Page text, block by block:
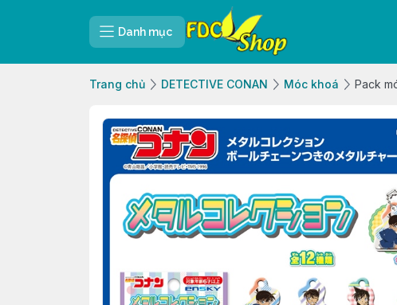
Danh mục
Trang chủ DETECTIVE CONAN Móc khoá Pack